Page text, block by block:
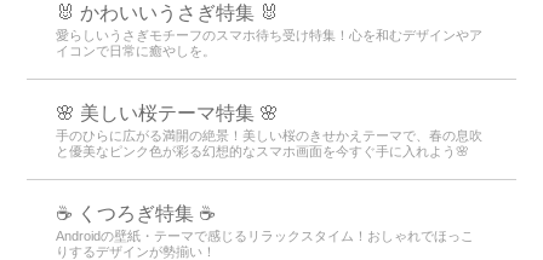
🐰 かわいいうさぎ特集 🐰
愛らしいうさぎモチーフのスマホ待ち受け特集！心を和むデザインやア
イコンで日常に癒やしを。
🌸 美しい桜テーマ特集 🌸
手のひらに広がる満開の絶景！美しい桜のきせかえテーマで、春の息吹
と優美なピンク色が彩る幻想的なスマホ画面を今すぐ手に入れよう🌸
☕ くつろぎ特集 ☕
Androidの壁紙・テーマで感じるリラックスタイム！おしゃれでほっこ
りするデザインが勢揃い！